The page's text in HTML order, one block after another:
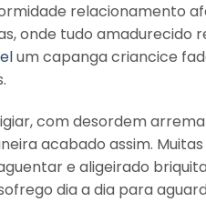
relacionamento
onde tudo amadurecido
um capanga criancice
com desordem
acabado assim.
e aligeirado
dia a dia para